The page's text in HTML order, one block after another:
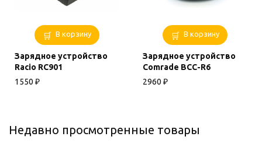
В корзину
Зарядное устройство
Racio RC901
1550 ₽
В корзину
Зарядное устройство
Comrade BCC-R6
2960 ₽
Недавно просмотренные товары